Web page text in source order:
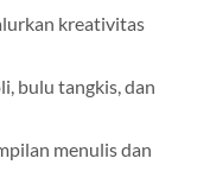
kreativitas
bulu tangkis, dan
menulis dan